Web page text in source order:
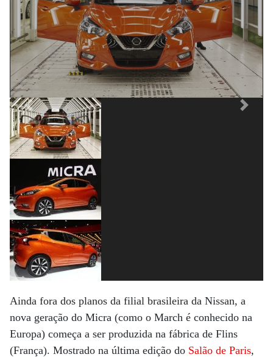
Previous Next
Ainda fora dos planos da filial brasileira da Nissan, a
nova geração do Micra (como o March é conhecido na
Europa) começa a ser produzida na fábrica de Flins
(França). Mostrado na última edição do Salão de Paris,